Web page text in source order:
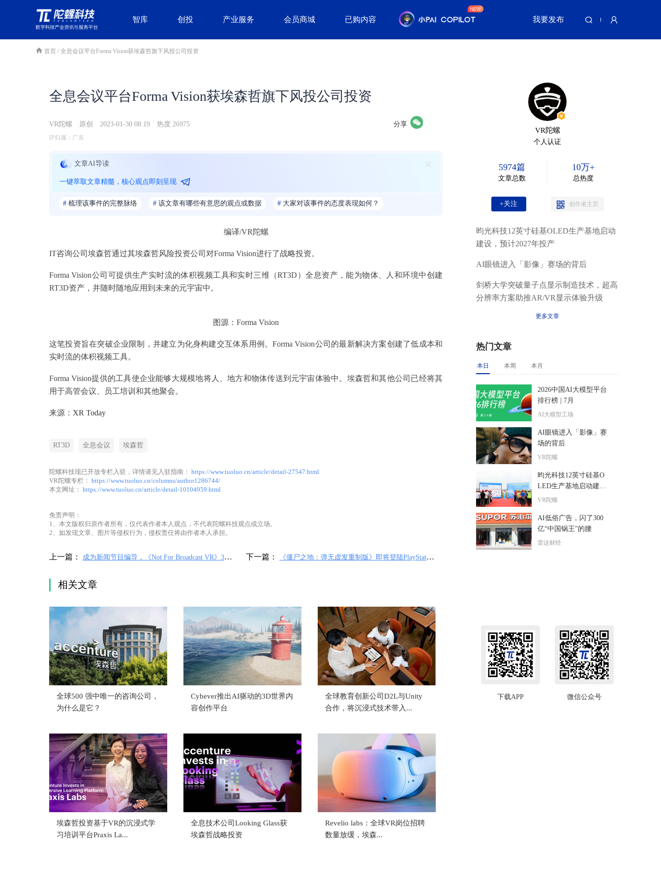
智库 创投 产业服务 会员商城 已购内容 我要发布
首页 / 全息会议平台Forma Vision获埃森哲旗下风投公司投资
全息会议平台Forma Vision获埃森哲旗下风投公司投资
VR陀螺 原创 2023-01-30 08:19 热度 26975 分享
IP归属：广东
文章AI导读
一键萃取文章精髓，核心观点即刻呈现
# 梳理该事件的完整脉络 # 该文章有哪些有意思的观点或数据 # 大家对该事件的态度表现如何？
编译/VR陀螺
IT咨询公司埃森哲通过其埃森哲风险投资公司对Forma Vision进行了战略投资。
Forma Vision公司可提供生产实时流的体积视频工具和实时三维（RT3D）全息资产，能为物体、人和环境中创建
RT3D资产，并随时随地应用到未来的元宇宙中。
图源：Forma Vision
这笔投资旨在突破企业限制，并建立为化身构建交互体系用例。Forma Vision公司的最新解决方案创建了低成本和
实时流的体积视频工具。
Forma Vision提供的工具使企业能够大规模地将人、地方和物体传送到元宇宙体验中。埃森哲和其他公司已经将其
用于高管会议、员工培训和其他聚会。
来源： XR Today
RT3D 全息会议 埃森哲
陀螺科技现已开放专栏入驻，详情请见入驻指南： https://www.tuoluo.cn/article/detail-27547.html
VR陀螺专栏： https://www.tuoluo.cn/columns/author1286744/
本文网址： https://www.tuoluo.cn/article/detail-10104959.html
免责声明：
1、本文版权归原作者所有，仅代表作者本人观点，不代表陀螺科技观点或立场。
2、如发现文章、图片等侵权行为，侵权责任将由作者本人承担。
上一篇：
成为新闻节目编导，《Not For Broadcast VR》3月24
下一篇：
《僵尸之地：弹无虚发重制版》即将登陆PlayStation
相关文章
全球500 强中唯一的咨询公司，
为什么是它？
Cybever推出AI驱动的3D世界内
容创作平台
全球教育创新公司D2L与Unity
合作，将沉浸式技术带入...
埃森哲投资基于VR的沉浸式学
习培训平台Praxis La...
全息技术公司Looking Glass获
埃森哲战略投资
Revelio labs：全球VR岗位招聘
数量放缓，埃森...
VR陀螺
个人认证
5974篇
文章总数
10万+
总热度
+关注 创作者主页
昀光科技12英寸硅基OLED生产基地启动
建设，预计2027年投产
AI眼镜进入「影像」赛场的背后
剑桥大学突破量子点显示制造技术，超高
分辨率方案助推AR/VR显示体验升级
更多文章
热门文章
本日 本周 本月
2026中国AI大模型平台
排行榜 | 7月
AI大模型工场
AI眼镜进入「影像」赛
场的背后
VR陀螺
昀光科技12英寸硅基O
LED生产基地启动建
设，预计2027年投产
VR陀螺
AI低俗广告，闪了300
亿“中国锅王”的腰
雷达财经
下载APP 微信公众号